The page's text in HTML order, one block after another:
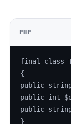
PHP
final class
{
public
public int
public
}